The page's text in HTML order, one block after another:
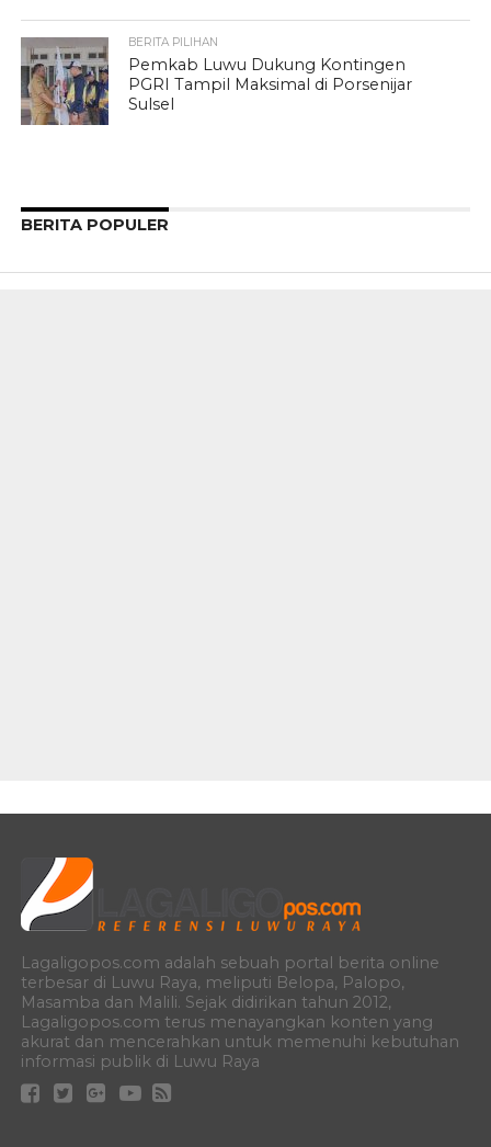
BERITA PILIHAN
Pemkab Luwu Dukung Kontingen
PGRI Tampil Maksimal di Porsenijar
Sulsel
BERITA POPULER
Lagaligopos.com adalah sebuah portal berita online
terbesar di Luwu Raya, meliputi Belopa, Palopo,
Masamba dan Malili. Sejak didirikan tahun 2012,
Lagaligopos.com terus menayangkan konten yang
akurat dan mencerahkan untuk memenuhi kebutuhan
informasi publik di Luwu Raya